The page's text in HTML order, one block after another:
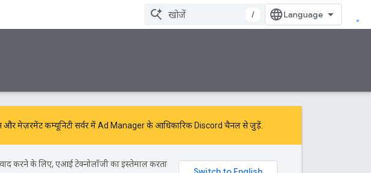
/
और मेज़रमेंट कम्यूनिटीसर्वर में Ad Manager के आधिकारिक Discord चैनल से जुड़ें.
करने के लिए, एआई टेक्नोलॉजी का इस्तेमाल करता